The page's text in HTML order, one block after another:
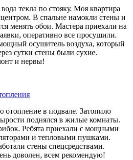
текла по стояку. Моя квартира
В спальне намокли стены и
менять обои. Мастера приехали на
оперативно все просушили.
осушитель воздуха, который
сутки стены были сухие.
и нервы!
отопление в подвале. Затопило
поднялся в жилые комнаты.
Ребята приехали с мощными
и тепловыми пушками.
стены спецсредствами.
доволен, всем рекомендую!